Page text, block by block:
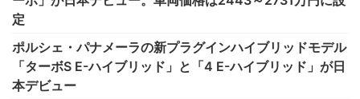
定
ポルシェ・パナメーラの新プラグインハイブリッドモデル
「ターボS E-ハイブリッド」と「4 E-ハイブリッド」が日
本デビュー